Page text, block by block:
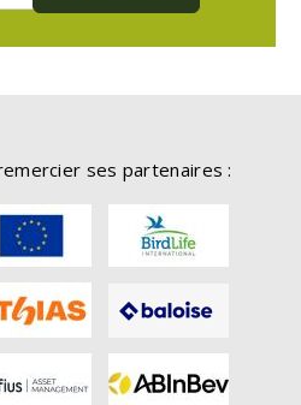
ses partenaires :